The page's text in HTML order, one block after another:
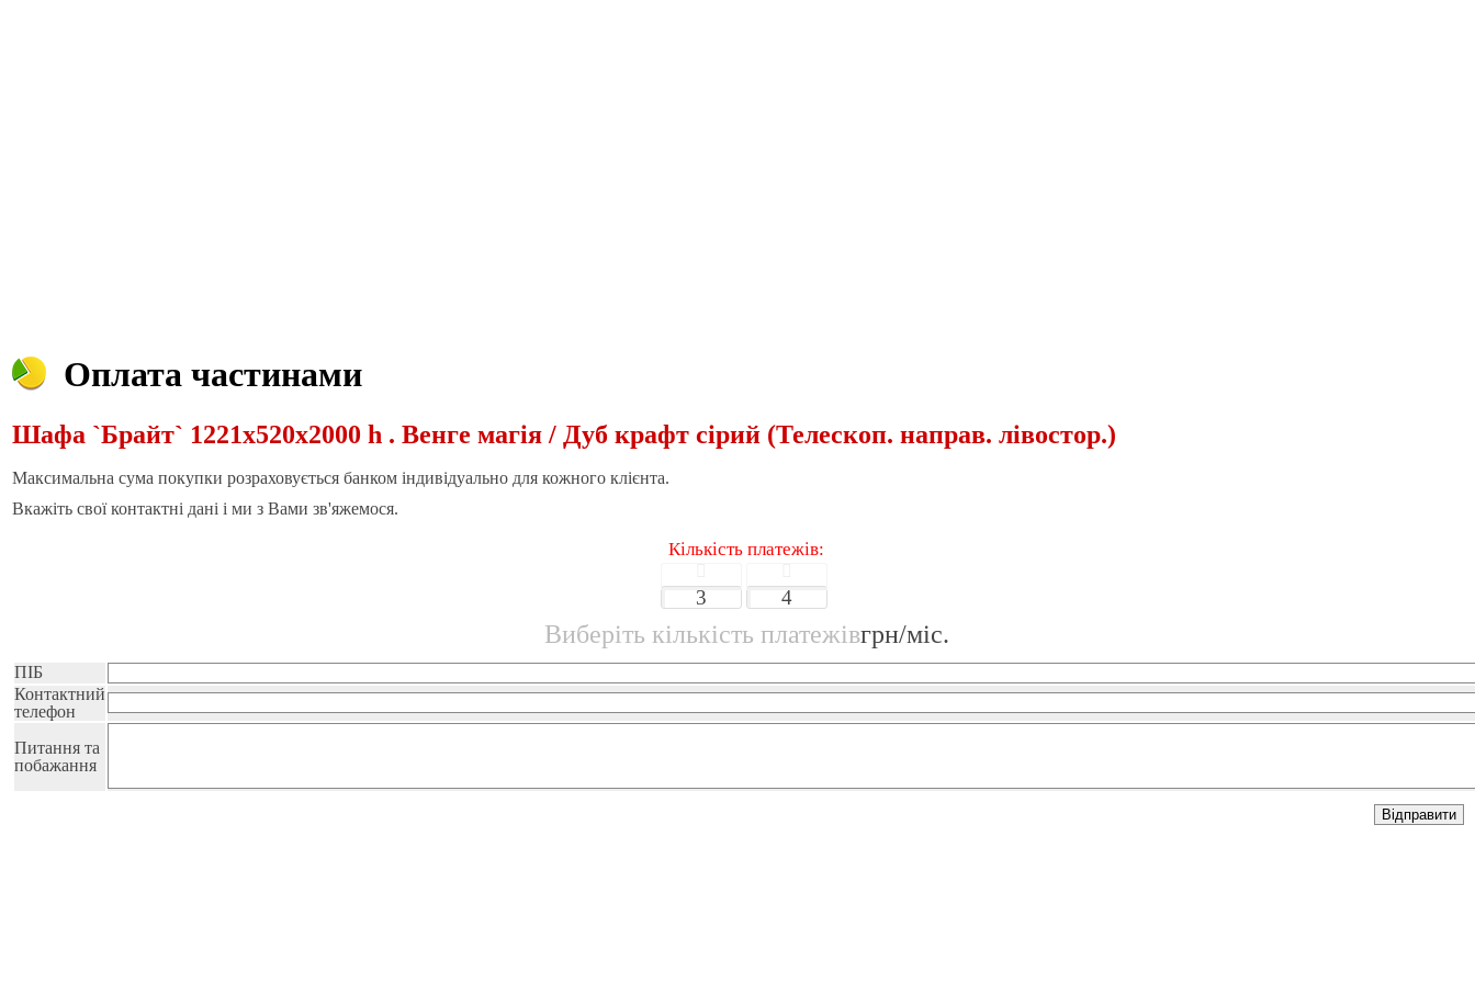
Оплата частинами
Шафа `Брайт` 1221х520х2000 h . Венге магія / Дуб крафт сірий (Телескоп. направ. лівостор.)
Максимальна сума покупки розраховується банком індивідуально для кожного клієнта.
Вкажіть свої контактні дані і ми з Вами зв'яжемося.
Кількість платежів:
3 4
Виберіть кількість платежівгрн/міс.
ПІБ
Контактний
телефон
Питання та
побажання